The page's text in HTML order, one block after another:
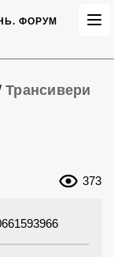
ФОРУМ
Трансивери
373